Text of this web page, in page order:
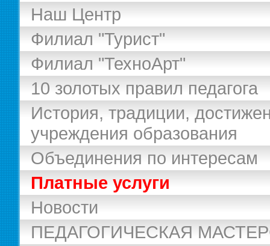
Наш Центр
Филиал "Турист"
Филиал "ТехноАрт"
10 золотых правил педагога
История, традиции,
учреждения образования
Объединения по интересам
Платные услуги
Новости
ПЕДАГОГИЧЕСКАЯ